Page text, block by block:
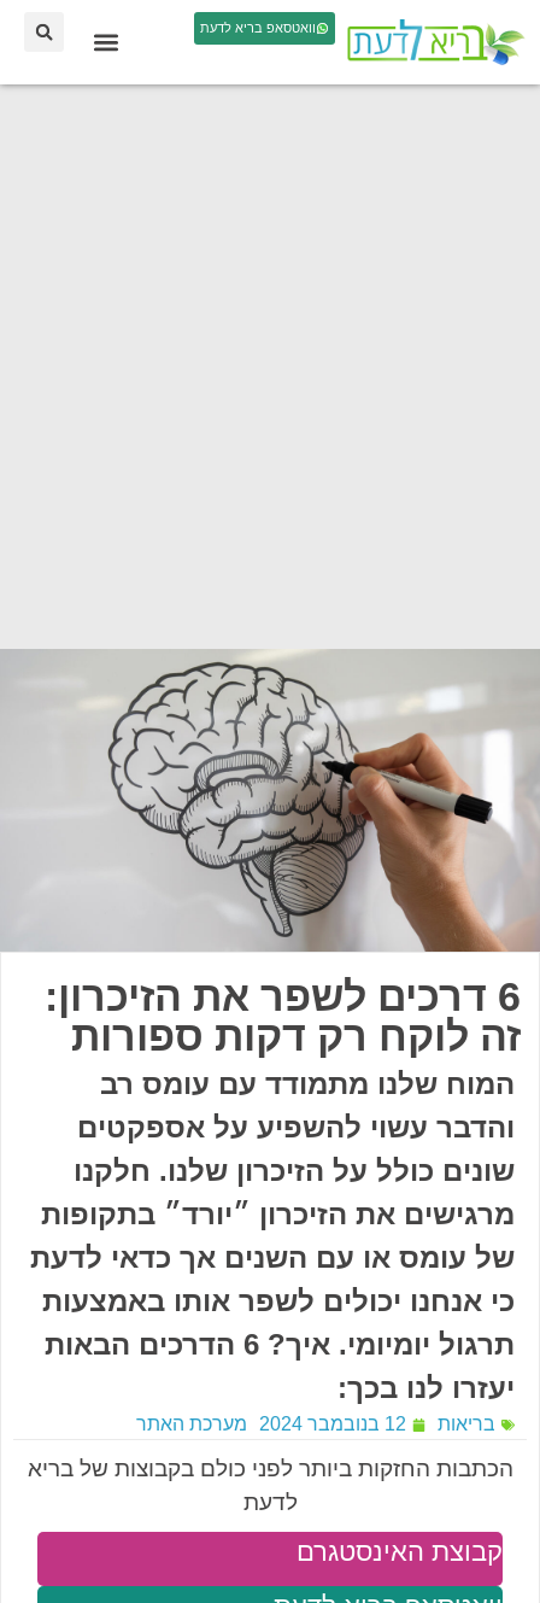
וואטסאפ בריא לדעת
6 דרכים לשפר את הזיכרון:
זה לוקח רק דקות ספורות
המוח שלנו מתמודד עם עומס רב
והדבר עשוי להשפיע על אספקטים
שונים כולל על הזיכרון שלנו. חלקנו
מרגישים את הזיכרון ״יורד״ בתקופות
של עומס או עם השנים אך כדאי לדעת
כי אנחנו יכולים לשפר אותו באמצעות
תרגול יומיומי. איך? 6 הדרכים הבאות
יעזרו לנו בכך:
בריאות 12 בנובמבר 2024 מערכת האתר
הכתבות החזקות ביותר לפני כולם בקבוצות של בריא
לדעת
קבוצת האינסטגרם